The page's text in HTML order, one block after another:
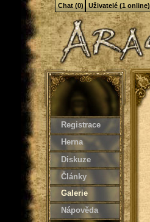
Registrace
Herna
Diskuze
Články
Galerie
Nápověda
Chat (0) Uživatelé (1 online)